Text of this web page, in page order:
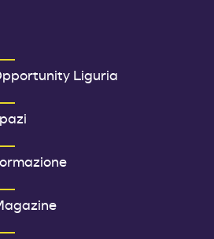
MENU FOOTER
Liguria